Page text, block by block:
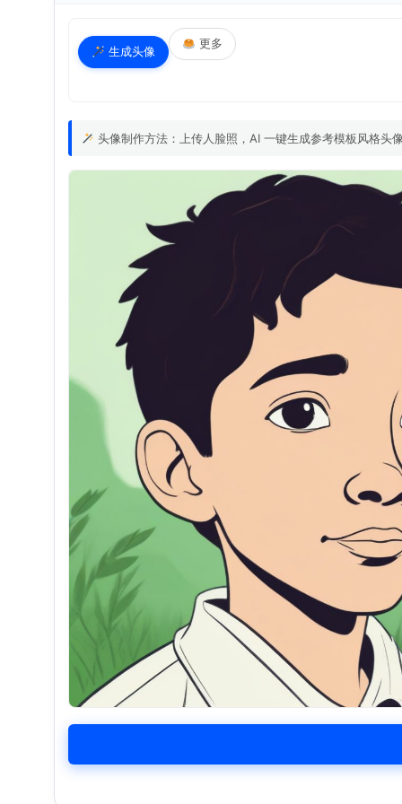
生成头像
更多
头像制作方法：上传人脸照，AI 一键生成参考模板风格头